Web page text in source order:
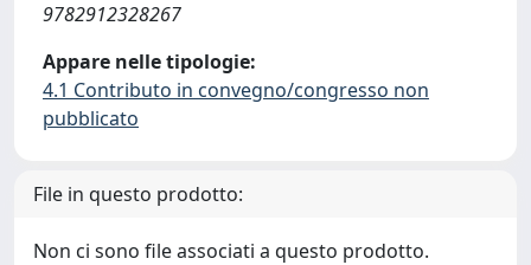
9782912328267
Appare nelle tipologie:
4.1 Contributo in convegno/congresso non
pubblicato
File in questo prodotto:
Non ci sono file associati a questo prodotto.